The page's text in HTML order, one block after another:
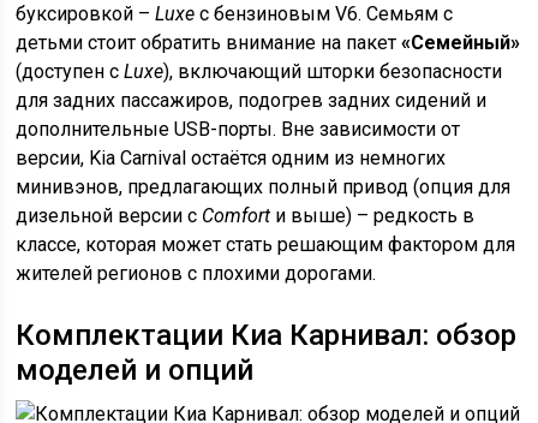
буксировкой –Luxe с бензиновым V6. Семьям с
детьми стоит обратить внимание на пакет«Семейный»
(доступен сLuxe), включающий шторки безопасности
для задних пассажиров, подогрев задних сидений и
дополнительные USB-порты. Вне зависимости от
версии, Kia Carnival остаётся одним из немногих
минивэнов, предлагающих полный привод (опция для
дизельной версии с Comfort и выше) – редкость в
классе, которая может стать решающим фактором для
жителей регионов с плохими дорогами.
Комплектации Киа Карнивал: обзор
моделей и опций